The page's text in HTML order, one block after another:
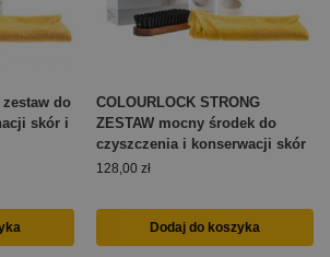
zestaw do
skór i
COLOURLOCK STRONG
ZESTAW mocny środek do
czyszczenia i konserwacji skór
128,00 zł
Dodaj do koszyka